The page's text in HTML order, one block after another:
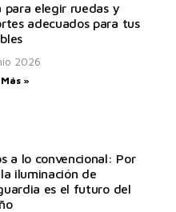
para elegir ruedas y
adecuados para tus
2026
»
a lo convencional: Por
iluminación de
es el futuro del